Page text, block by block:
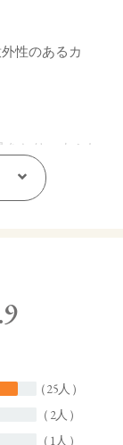
性のあるカ
とり、まぶた
水添ヒマシ
）、酢酸セル
セリル－３ポ